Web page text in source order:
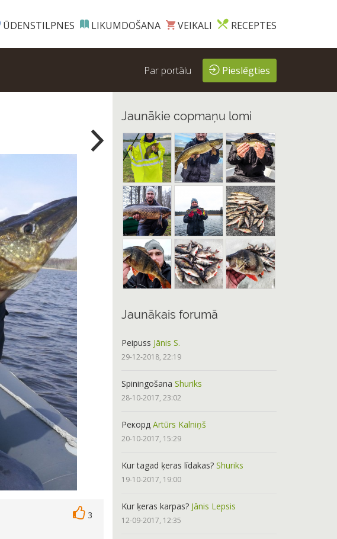
ŪDENSTILPNES LIKUMDOŠANA VEIKALI RECEPTES
Par portālu Pieslēgties
3
Jaunākie copmaņu lomi
Jaunākais forumā
Peipuss Jānis S.
29-12-2018, 22:19
Spiningošana Shuriks
28-10-2017, 23:02
Рекорд Artūrs Kalniņš
20-10-2017, 15:29
Kur tagad ķeras līdakas? Shuriks
19-10-2017, 19:00
Kur ķeras karpas? Jānis Lepsis
12-09-2017, 12:35